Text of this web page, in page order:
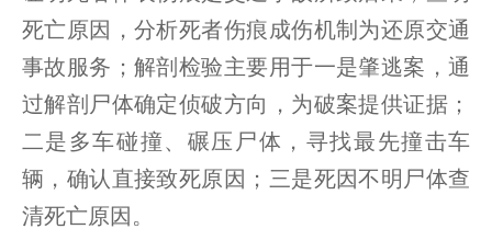
死亡原因，分析死者伤痕成伤机制为还原交通
事故服务；解剖检验主要用于一是肇逃案，通
过解剖尸体确定侦破方向，为破案提供证据；
二是多车碰撞、碾压尸体，寻找最先撞击车
辆，确认直接致死原因；三是死因不明尸体查
清死亡原因。